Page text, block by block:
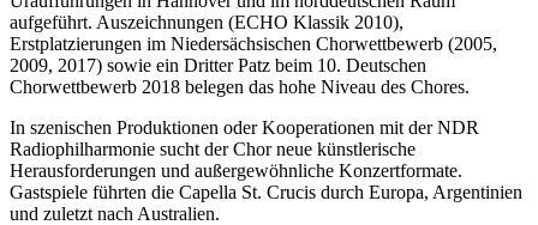
aufgeführt. Auszeichnungen (ECHO Klassik 2010),
Erstplatzierungen im Niedersächsischen Chorwettbewerb (2005,
2009, 2017) sowie ein Dritter Patz beim 10. Deutschen
Chorwettbewerb 2018 belegen das hohe Niveau des Chores.
In szenischen Produktionen oder Kooperationen mit der NDR
Radiophilharmonie sucht der Chor neue künstlerische
Herausforderungen und außergewöhnliche Konzertformate.
Gastspiele führten die Capella St. Crucis durch Europa, Argentinien
und zuletzt nach Australien.